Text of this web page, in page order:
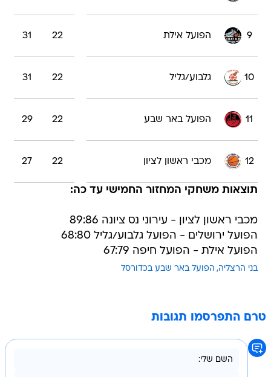
9 הפועל אילת 22
31
10 גלבוע/גליל 22
31
11 הפועל באר שבע 22
29
12 מכבי ראשון לציון 22
27
תוצאות משחקי המחזור החמישי עד כה:
מכבי ראשון לציון - עירוני נס ציונה 89:86
הפועל ירושלים - הפועל גלבוע/גליל 68:80
הפועל אילת - הפועל חיפה 67:79
בני הרצליה הפועל באר שבע בכדורסל
טרם התפרסמו תגובות